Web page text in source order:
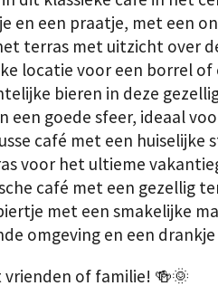
en een praatje, met een
terras met uitzicht over
locatie voor een borrel of
bieren in deze
een goede sfeer, ideaal
café met een huiselijke
voor het ultieme
café met een gezellig
met een smakelijke
omgeving en een
of familie! 🍻🌞